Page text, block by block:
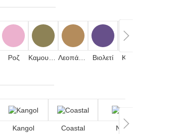
Ροζ Βιολετί Κίτρινο
Kangol Coastal Nike